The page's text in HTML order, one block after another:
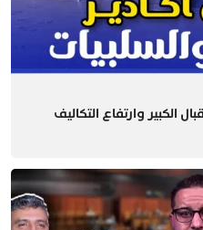
الكبير وارتفاع التكاليف